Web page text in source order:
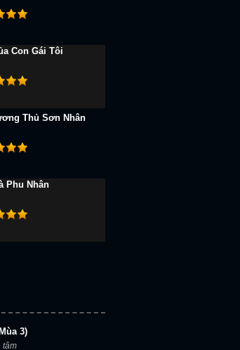
Full HD Vietsub
Con Gái Tôi
Thủ Sơn Nhân
Phu Nhân
3)
tâm